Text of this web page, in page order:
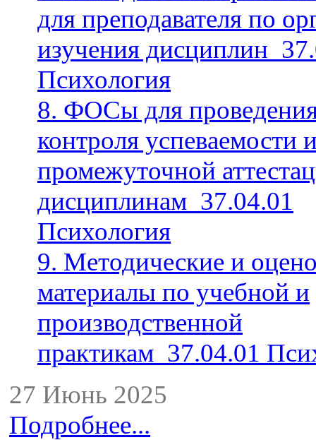
для преподавателя по
изучения
Психология
8. ФОСы для
контроля успеваемости
промежуточной
дисциплинам_37.04.01
Психология
9. Методические и
материалы по учебной и
производственной
практикам_37.04.01
27 Июнь 2025
Подробнее...